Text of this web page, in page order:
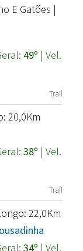
E Gatões |
49º | Vel.
Trail
20,0Km
38º | Vel.
Trail
22,0Km
34º | Vel.